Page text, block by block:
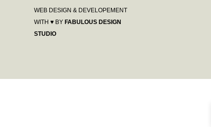
WEB DESIGN & DEVELOPEMENT
WITH ♥ BY FABULOUS DESIGN
STUDIO